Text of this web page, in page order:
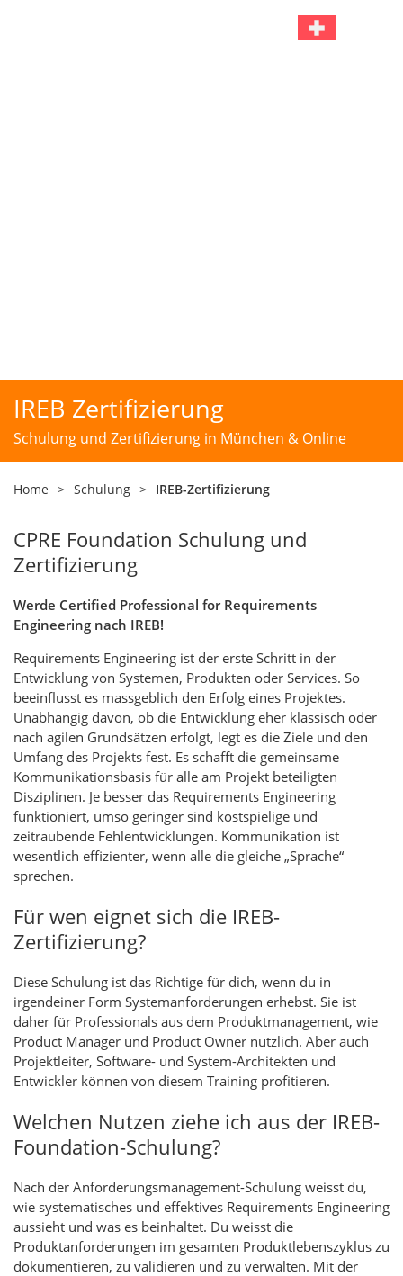
IREB Zertifizierung
Schulung und Zertifizierung in München & Online
Home > Schulung > IREB-Zertifizierung
CPRE Foundation Schulung und
Zertifizierung
Werde Certified Professional for Requirements
Engineering nach IREB!
Requirements Engineering ist der erste Schritt in der
Entwicklung von Systemen, Produkten oder Services. So
beeinflusst es massgeblich den Erfolg eines Projektes.
Unabhängig davon, ob die Entwicklung eher klassisch oder
nach agilen Grundsätzen erfolgt, legt es die Ziele und den
Umfang des Projekts fest. Es schafft die gemeinsame
Kommunikationsbasis für alle am Projekt beteiligten
Disziplinen. Je besser das Requirements Engineering
funktioniert, umso geringer sind kostspielige und
zeitraubende Fehlentwicklungen. Kommunikation ist
wesentlich effizienter, wenn alle die gleiche „Sprache“
sprechen.
Für wen eignet sich die IREB-
Zertifizierung?
Diese Schulung ist das Richtige für dich, wenn du in
irgendeiner Form Systemanforderungen erhebst. Sie ist
daher für Professionals aus dem Produktmanagement, wie
Product Manager und Product Owner nützlich. Aber auch
Projektleiter, Software- und System-Architekten und
Entwickler können von diesem Training profitieren.
Welchen Nutzen ziehe ich aus der IREB-
Foundation-Schulung?
Nach der Anforderungsmanagement-Schulung weisst du,
wie systematisches und effektives Requirements Engineering
aussieht und was es beinhaltet. Du weisst die
Produktanforderungen im gesamten Produktlebenszyklus zu
dokumentieren, zu validieren und zu verwalten. Mit der